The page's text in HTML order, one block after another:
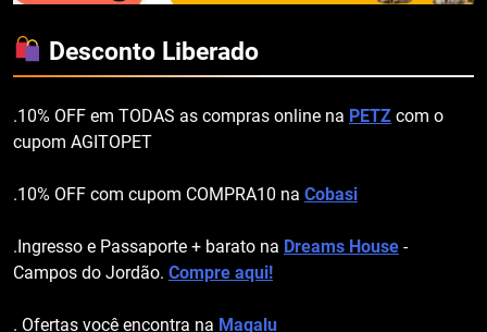
Desconto Liberado
.10% OFF em TODAS as compras online na PETZ com o
cupom AGITOPET
.10% OFF com cupom COMPRA10 na Cobasi
.Ingresso e Passaporte + barato na Dreams House -
Campos do Jordão. Compre aqui!
. Ofertas você encontra na Magalu